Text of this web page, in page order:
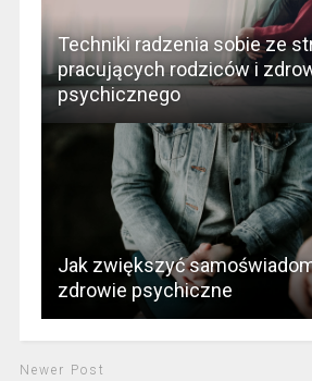
Techniki radzenia sobie ze
pracujących rodziców i
psychicznego
Jak zwiększyć
zdrowie psychiczne
Newer Post